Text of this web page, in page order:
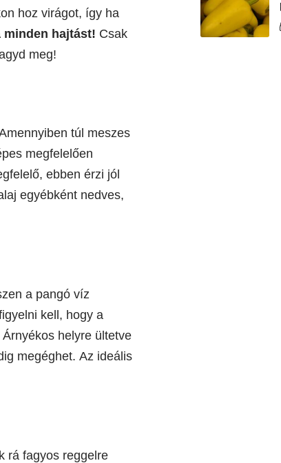
hoz virágot, így ha
minden hajtást! Csak
meg!
túl meszes
megfelelően
ebben érzi jól
egyébként nedves,
a pangó víz
kell, hogy a
helyre ültetve
megéghet. Az ideális
rá fagyos reggelre